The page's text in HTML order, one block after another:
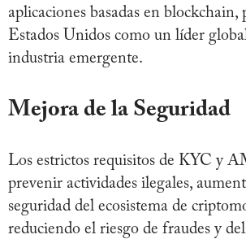
aplicaciones basadas en blockchain,
Estados Unidos como un líder
industria emergente.
Mejora de la Seguridad
Los estrictos requisitos de KYC y
prevenir actividades ilegales,
seguridad del ecosistema de
reduciendo el riesgo de fraudes y